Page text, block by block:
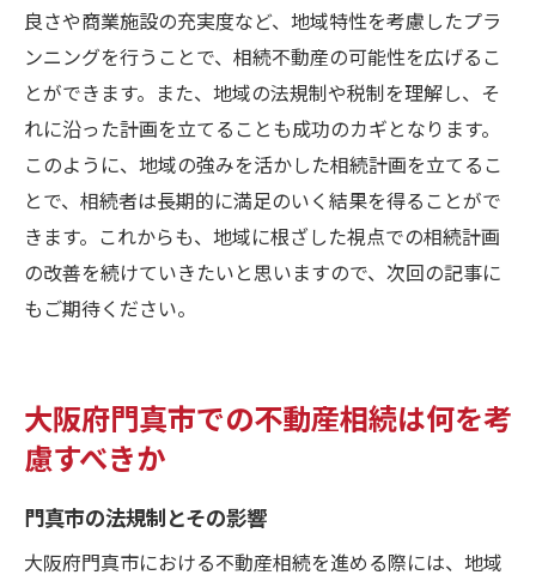
良さや商業施設の充実度など、地域特性を考慮したプラ
ンニングを行うことで、相続不動産の可能性を広げるこ
とができます。また、地域の法規制や税制を理解し、そ
れに沿った計画を立てることも成功のカギとなります。
このように、地域の強みを活かした相続計画を立てるこ
とで、相続者は長期的に満足のいく結果を得ることがで
きます。これからも、地域に根ざした視点での相続計画
の改善を続けていきたいと思いますので、次回の記事に
もご期待ください。
大阪府門真市での不動産相続は何を考
慮すべきか
門真市の法規制とその影響
大阪府門真市における不動産相続を進める際には、地域